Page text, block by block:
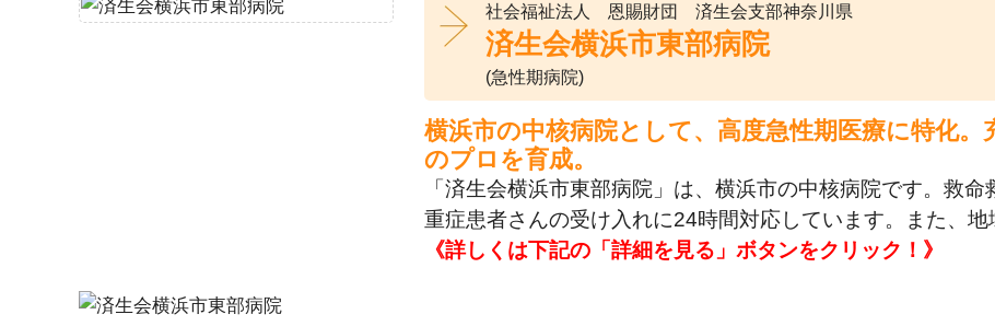
社会福祉法人 恩賜財団 済生会支部神奈川県
済生会横浜市東部病院
(急性期病院)
横浜市の中核病院として、高度急性期医療に特化
のプロを育成。
「済生会横浜市東部病院」は、横浜市の中核病院です。救
重症患者さんの受け入れに24時間対応しています。また、
《詳しくは下記の「詳細を見る」ボタンをクリック！》